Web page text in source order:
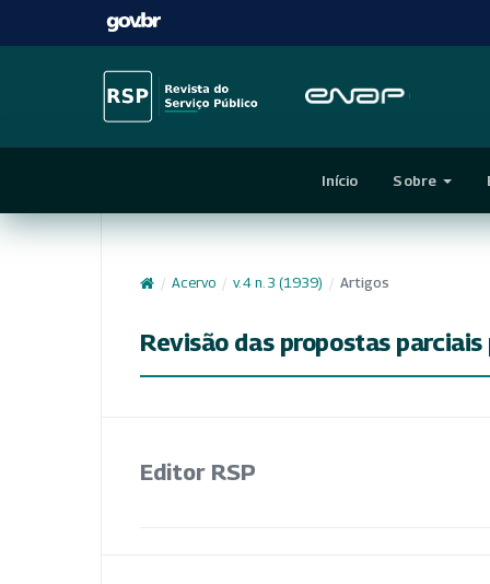
Início Sobre
/ Acervo / v. 4 n. 3 (1939) / Artigos
Revisão das propostas
Editor RSP